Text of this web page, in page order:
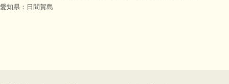
愛知県：日間賀島